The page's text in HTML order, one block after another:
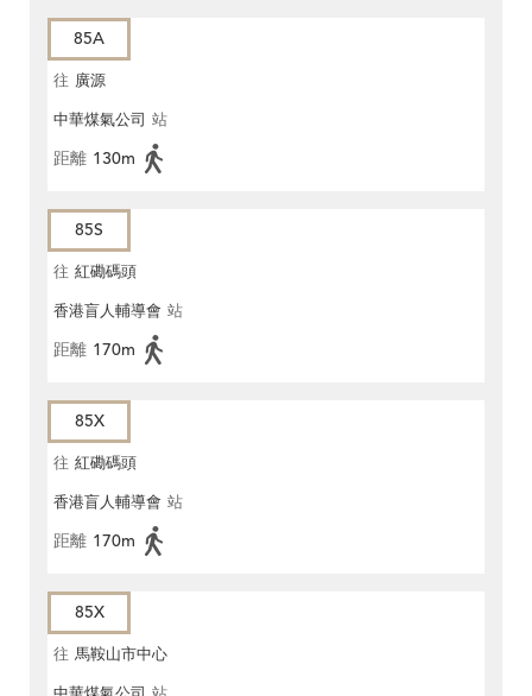
85A
往 廣源
中華煤氣公司 站
距離 130m
85S
往 紅磡碼頭
香港盲人輔導會 站
距離 170m
85X
往 紅磡碼頭
香港盲人輔導會 站
距離 170m
85X
往 馬鞍山市中心